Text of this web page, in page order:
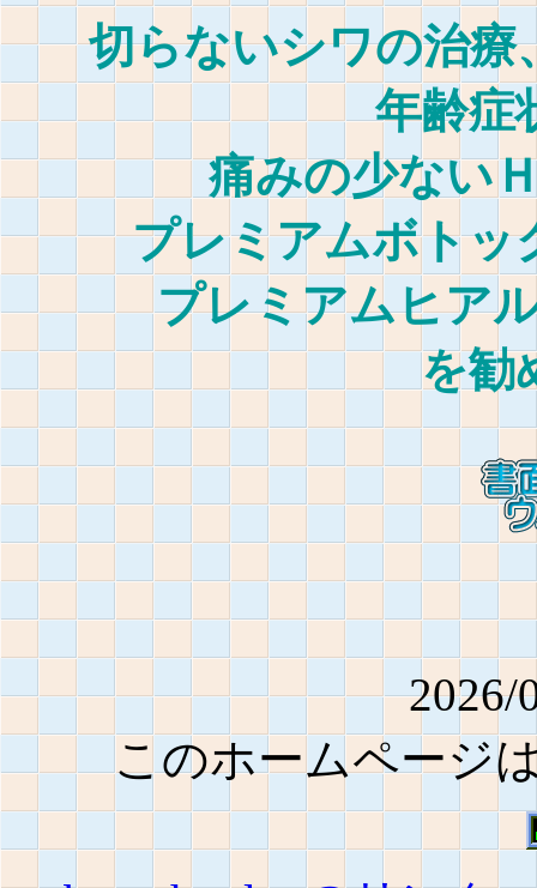
切らないシワの治療
年齢症
痛みの少ない
プレミアムボトッ
プレミアムヒア
を勧
このホームページ